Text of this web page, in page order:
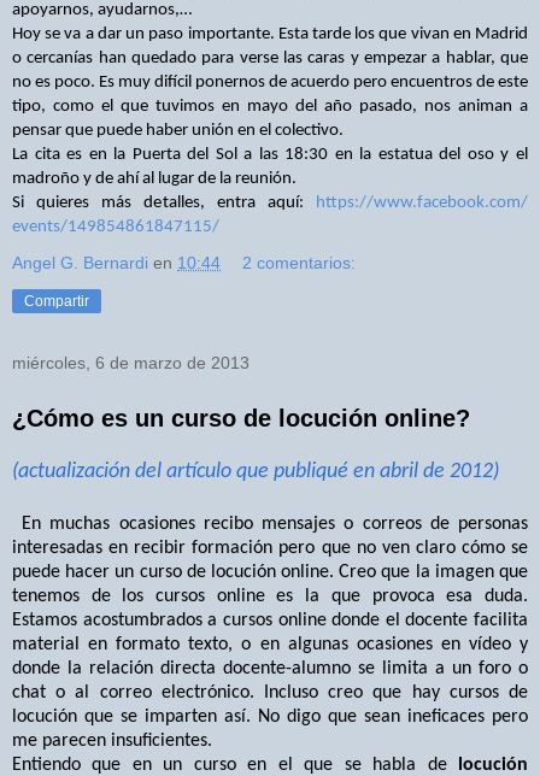
apoyarnos, ayudarnos,…
Hoy se va a dar un paso importante. Esta tarde los que vivan en Madrid
o cercanías han quedado para verse las caras y empezar a hablar, que
no es poco. Es muy difícil ponernos de acuerdo pero encuentros de este
tipo, como el que tuvimos en mayo del año pasado, nos animan a
pensar que puede haber unión en el colectivo.
La cita es en la Puerta del Sol a las 18:30 en la estatua del oso y el
madroño y de ahí al lugar de la reunión.
Si quieres más detalles, entra aquí: https://www.facebook.com/
events/149854861847115/
Angel G. Bernardi en 10:44 2 comentarios:
Compartir
miércoles, 6 de marzo de 2013
¿Cómo es un curso de locución online?
(actualización del artículo que publiqué en abril de 2012)
En muchas ocasiones recibo mensajes o correos de personas
interesadas en recibir formación pero que no ven claro cómo se
puede hacer un curso de locución online. Creo que la imagen que
tenemos de los cursos online es la que provoca esa duda.
Estamos acostumbrados a cursos online donde el docente facilita
material en formato texto, o en algunas ocasiones en vídeo y
donde la relación directa docente-alumno se limita a un foro o
chat o al correo electrónico. Incluso creo que hay cursos de
locución que se imparten así. No digo que sean ineficaces pero
me parecen insuficientes.
Entiendo que en un curso en el que se habla de
locución